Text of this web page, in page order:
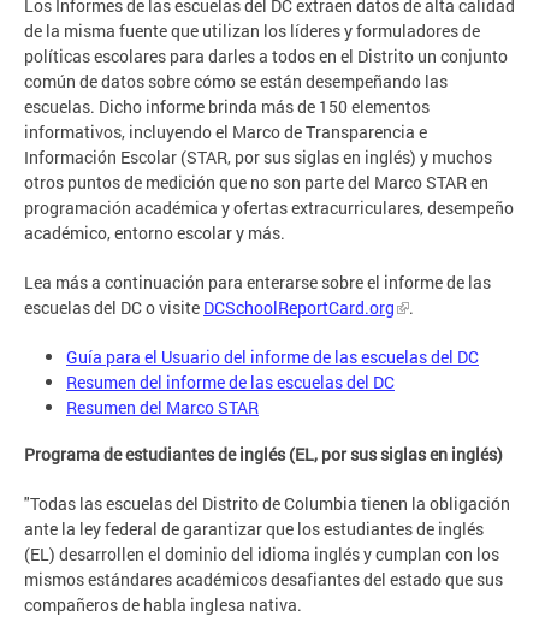
Los Informes de las escuelas del DC extraen datos de alta calidad
de la misma fuente que utilizan los líderes y formuladores de
políticas escolares para darles a todos en el Distrito un conjunto
común de datos sobre cómo se están desempeñando las
escuelas. Dicho informe brinda más de 150 elementos
informativos, incluyendo el Marco de Transparencia e
Información Escolar (STAR, por sus siglas en inglés) y muchos
otros puntos de medición que no son parte del Marco STAR en
programación académica y ofertas extracurriculares, desempeño
académico, entorno escolar y más.
Lea más a continuación para enterarse sobre el informe de las
escuelas del DC o visite DCSchoolReportCard.org .
Guía para el Usuario del informe de las escuelas del DC
Resumen del informe de las escuelas del DC
Resumen del Marco STAR
Programa de estudiantes de inglés (EL, por sus siglas en inglés)
"Todas las escuelas del Distrito de Columbia tienen la obligación
ante la ley federal de garantizar que los estudiantes de inglés
(EL) desarrollen el dominio del idioma inglés y cumplan con los
mismos estándares académicos desafiantes del estado que sus
compañeros de habla inglesa nativa.